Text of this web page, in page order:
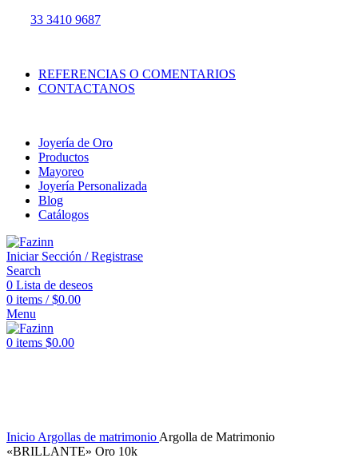
33 3410 9687
REFERENCIAS O COMENTARIOS
CONTACTANOS
Joyería de Oro
Productos
Mayoreo
Joyería Personalizada
Blog
Catálogos
Iniciar Sección / Registrase
Search
0 Lista de deseos
0 items / $0.00
Menu
0 items $0.00
Inicio Argollas de matrimonio Argolla de Matrimonio
«BRILLANTE» Oro 10k